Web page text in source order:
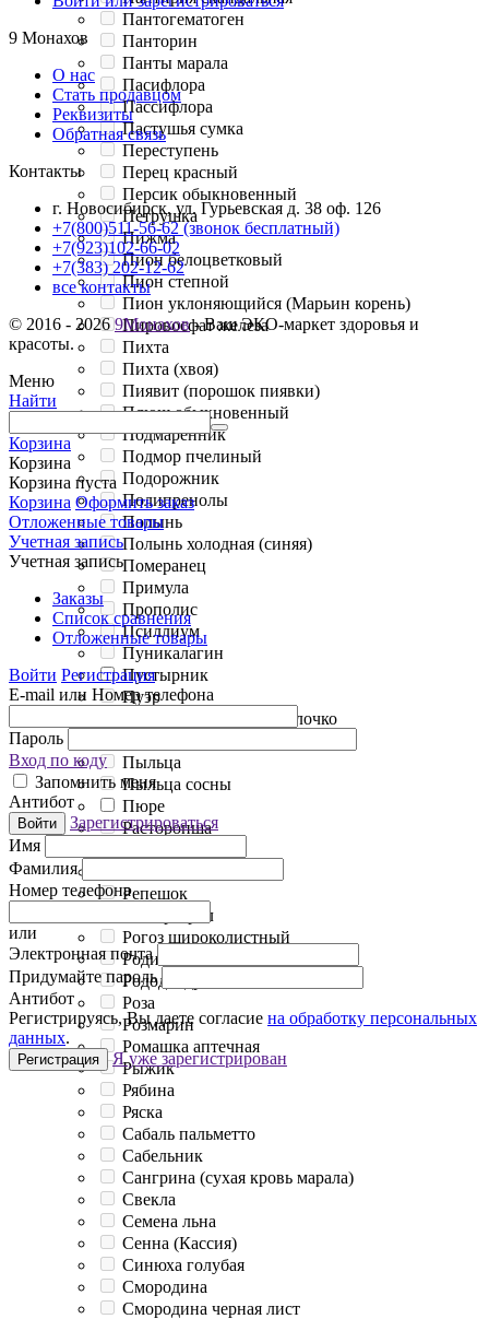
Пантогематоген
Панторин
Панты марала
Пасифлора
Пассифлора
Пастушья сумка
Переступень
Перец красный
Персик обыкновенный
Петрушка
Пижма
Пион белоцветковый
Пион степной
Пион уклоняющийся (Марьин корень)
Пировосфат железа
Пихта
Пихта (хвоя)
Пиявит (порошок пиявки)
Плющ обыкновенный
Подмаренник
Подмор пчелиный
Подорожник
Полипренолы
Полынь
Полынь холодная (синяя)
Померанец
Примула
Прополис
Псиллиум
Пуникалагин
Пустырник
Пуэр
Пчелиное маточное молочко
Пыльца
Пыльца сосны
Пюре
Расторопша
Репешок
Ресвератрол
Рогоз широколистный
Родиола розовая
Рододендрон
Роза
Розмарин
Ромашка аптечная
Рыжик
Рябина
Ряска
Сабаль пальметто
Сабельник
Сангрина (сухая кровь марала)
Свекла
Семена льна
Сенна (Кассия)
Синюха голубая
Смородина
Смородина черная лист
9 Монахов
О нас
Стать продавцом
Реквизиты
Обратная связь
Контакты
г. Новосибирск, ул. Гурьевская д. 38 оф. 126
+7(800)511-56-62 (звонок бесплатный)
+7(923)102-66-02
+7(383) 202-12-62
все контакты
© 2016 - 20269Монахов- Ваш ЭКО-маркет здоровья и
красоты.
Меню
Найти
Корзина
Корзина
Корзина пуста
Корзина Оформить заказ
Отложенные товары
Учетная запись
Учетная запись
Заказы
Список сравнения
Отложенные товары
Войти Регистрация
E-mail или Номер телефона
Пароль
Вход по коду
Запомнить меня
Антибот
Войти
Зарегистрироваться
Имя
Фамилия
Номер телефона
или
Электронная почта
Придумайте пароль
Антибот
Регистрируясь, Вы даете согласие на обработку персональных
данных.
Регистрация Я уже зарегистрирован